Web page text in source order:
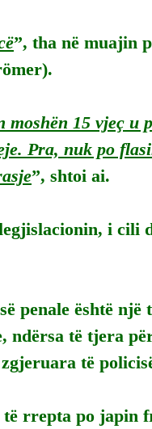
”, tha në muajin
15 vjeç u
Pra, nuk po
”, shtoi ai.
i cili
penale është
ndërsa të tjera
të
të rrepta po japin